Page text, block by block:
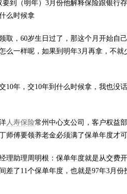
到（明年）3月份他解释保险跟银行
么时候拿
，60岁生日过了，那这个月开始自
么一样呢，如果到明年3月再拿，不就
年，交10年到什么时候拿，我也没
人寿保险常州中心支公司，客户权益
傅要领养老金必须满了保单年度才可
助理周明根：保单年度就是从交费
了11个保单年度，也就是97年3月份